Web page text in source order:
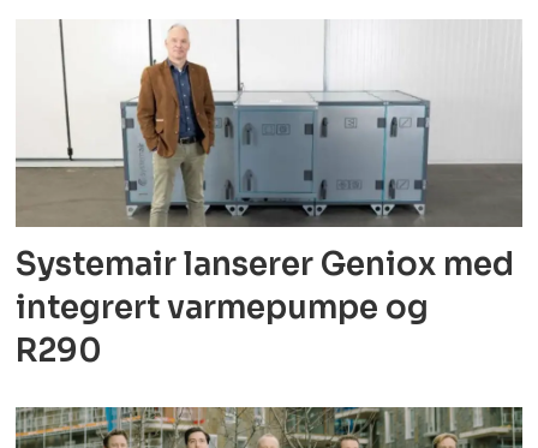
Systemair lanserer Geniox med
integrert varmepumpe og
R290